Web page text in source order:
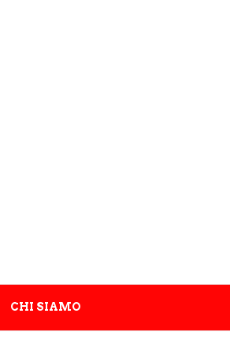
CHI SIAMO